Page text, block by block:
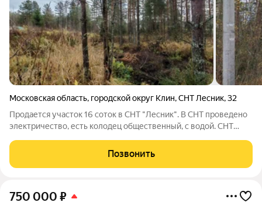
Московская область, городской округ Клин,СНТ Лесник,32
Продается участок 16 соток в СНТ "Лесник". В СНТ проведено
электричество, есть колодец общественный, с водой. СНТ
большой. Участок частично в деревьях, можно оставить при
строительстве дома, если
Позвонить
750 000 ₽